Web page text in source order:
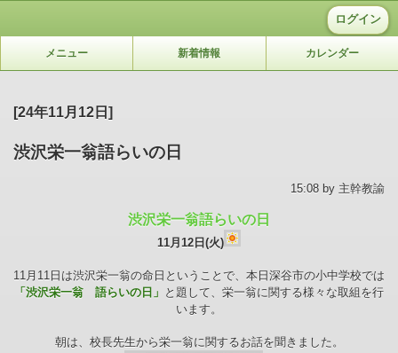
ログイン
メニュー 新着情報 カレンダー
[24年11月12日]
渋沢栄一翁語らいの日
15:08 by 主幹教諭
渋沢栄一翁語らいの日
11月12日(火)
11月11日は渋沢栄一翁の命日ということで、本日深谷市の小中学校では
「渋沢栄一翁 語らいの日」 と題して、栄一翁に関する様々な取組を行
います。
朝は、校長先生から栄一翁に関するお話を聞きました。